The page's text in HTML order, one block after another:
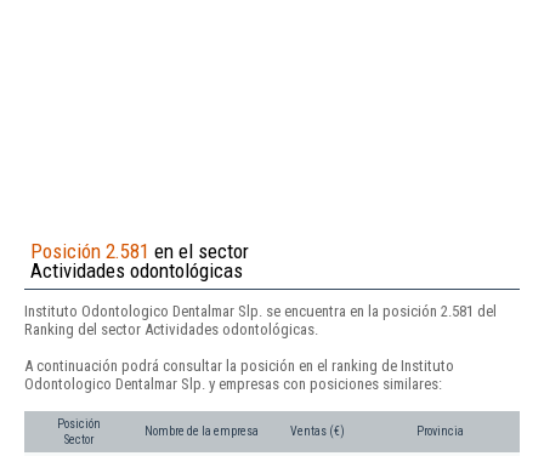
Posición 2.581 en el sector
Actividades odontológicas
Instituto Odontologico Dentalmar Slp. se encuentra en la posición 2.581 del
Ranking del sector Actividades odontológicas.
A continuación podrá consultar la posición en el ranking de Instituto
Odontologico Dentalmar Slp. y empresas con posiciones similares:
Posición
Sector
Nombre de la empresa Ventas (€) Provincia